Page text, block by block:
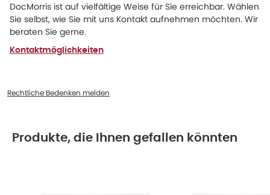
DocMorris ist auf vielfältige Weise für Sie erreichbar. Wählen
Sie selbst, wie Sie mit uns Kontakt aufnehmen möchten. Wir
beraten Sie gerne.
Kontaktmöglichkeiten
Rechtliche Bedenken melden
Produkte, die Ihnen gefallen könnten